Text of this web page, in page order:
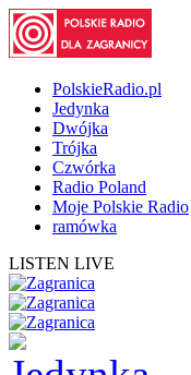
PolskieRadio.pl
Jedynka
Dwójka
Trójka
Czwórka
Radio Poland
Moje Polskie Radio
ramówka
LISTEN LIVE